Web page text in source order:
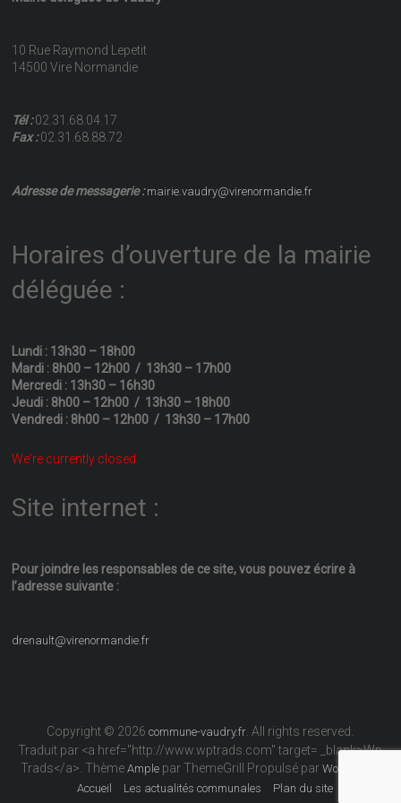
10 Rue Raymond Lepetit
14500 Vire Normandie
Tél :02.31.68.04.17
Fax :02.31.68.88.72
Adresse de messagerie :mairie.vaudry@virenormandie.fr
Horaires d’ouverture de la mairie
déléguée :
Lundi : 13h30 – 18h00
Mardi : 8h00 – 12h00 / 13h30 – 17h00
Mercredi : 13h30 – 16h30
Jeudi : 8h00 – 12h00 / 13h30 – 18h00
Vendredi : 8h00 – 12h00 / 13h30 – 17h00
We're currently closed.
Site internet :
Pour joindre les responsables de ce site, vous pouvez écrire à
l’adresse suivante :
drenault@virenormandie.fr
Copyright © 2026commune-vaudry.fr . All rights reserved.
Traduit par <a href="http://www.wptrads.com" target= _blank>Wp
Trads</a>. ThèmeAmple par ThemeGrill Propulsé parWordPress
Accueil
Les actualités communales Plan du site